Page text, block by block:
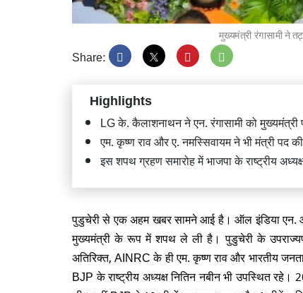
मुख्यमंत्री रंगासामी ने
Share:
Highlights
LG के. कैलाशनाथन ने एन. रंगासामी को मुख्यमंत्री
एम. कृष्ण राव और ए. नमस्सिवायम ने भी मंत्री पद
इस शपथ ग्रहण समारोह में भाजपा के राष्ट्रीय
पुडुचेरी से एक अहम खबर सामने आई है। ऑल इंडिया एन.
मुख्यमंत्री के रूप में शपथ ले ली है। पुडुचेरी के
अतिरिक्त, AINRC के ही एम. कृष्ण राव और भारतीय
BJP के राष्ट्रीय अध्यक्ष नितिन नबीन भी उपस्थित